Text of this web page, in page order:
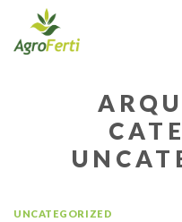
content
UNCATEGORIZED